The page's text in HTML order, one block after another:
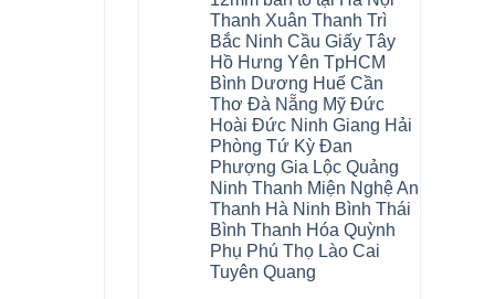
Thanh Xuân Thanh Trì
Bắc Ninh Cầu Giấy Tây
Hồ Hưng Yên TpHCM
Bình Dương Huế Cần
Thơ Đà Nẵng Mỹ Đức
Hoài Đức Ninh Giang Hải
Phòng Tứ Kỳ Đan
Phượng Gia Lộc Quảng
Ninh Thanh Miện Nghệ An
Thanh Hà Ninh Bình Thái
Bình Thanh Hóa Quỳnh
Phụ Phú Thọ Lào Cai
Tuyên Quang